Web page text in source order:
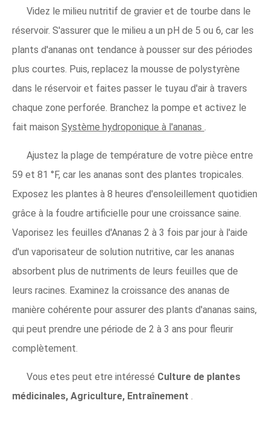
Videz le milieu nutritif de gravier et de tourbe dans le
réservoir. S'assurer que le milieu a un pH de 5 ou 6, car les
plants d'ananas ont tendance à pousser sur des périodes
plus courtes. Puis, replacez la mousse de polystyrène
dans le réservoir et faites passer le tuyau d'air à travers
chaque zone perforée. Branchez la pompe et activez le
fait maison Système hydroponique à l'ananas
Ajustez la plage de température de votre pièce entre
59 et 81 °F, car les ananas sont des plantes tropicales.
Exposez les plantes à 8 heures d'ensoleillement quotidien
grâce à la foudre artificielle pour une croissance saine.
Vaporisez les feuilles d'Ananas 2 à 3 fois par jour à l'aide
d'un vaporisateur de solution nutritive, car les ananas
absorbent plus de nutriments de leurs feuilles que de
leurs racines. Examinez la croissance des ananas de
manière cohérente pour assurer des plants d'ananas sains,
qui peut prendre une période de 2 à 3 ans pour fleurir
complètement.
Vous etes peut etre intéressé Culture de plantes
médicinales, Agriculture, Entraînement